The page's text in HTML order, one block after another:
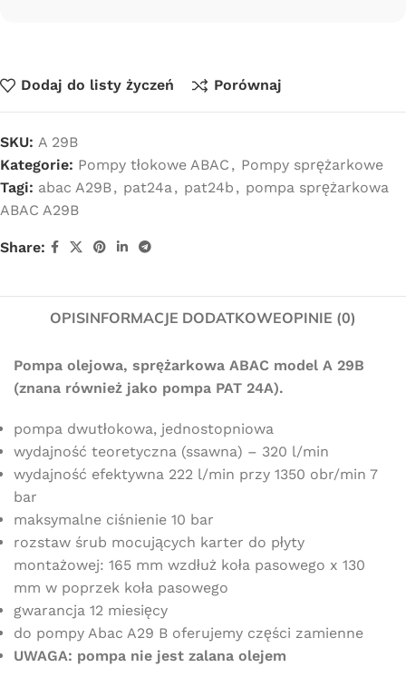
Dodaj do listy życzeń Porównaj
SKU: A 29B
Kategorie: Pompy tłokowe ABAC , Pompy sprężarkowe
Tagi: abac A29B, pat24a, pat24b , pompa sprężarkowa
ABAC A29B
Share:
OPISINFORMACJE DODATKOWEOPINIE (0)
Pompa olejowa, sprężarkowa ABAC model A 29B
(znana również jako pompa PAT 24A).
pompa dwutłokowa, jednostopniowa
wydajność teoretyczna (ssawna) – 320 l/min
wydajność efektywna 222 l/min przy 1350 obr/min 7
bar
maksymalne ciśnienie 10 bar
rozstaw śrub mocujących karter do płyty
montażowej: 165 mm wzdłuż koła pasowego x 130
mm w poprzek koła pasowego
gwarancja 12 miesięcy
do pompy Abac A29 B oferujemy części zamienne
UWAGA: pompa nie jest zalana olejem